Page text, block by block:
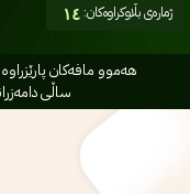
ژمارەی بڵاوکراوەکان:١٤
هه‌موو مافه‌کان
ساڵی دامه‌زراندن: 1428 کۆچی - 2008